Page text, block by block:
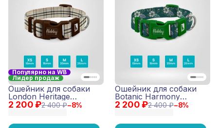
Популярно на WB
Лидер продаж
2 200 ₽2 400 ₽−8%
Ошейник для собаки
London Heritage
(коричневый)
2 200 ₽2 400 ₽−8%
Ошейник для собаки
Botanic Harmony
(серый)